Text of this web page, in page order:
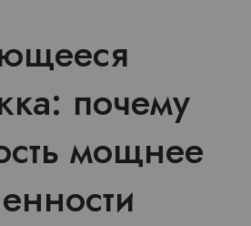
почему
мощнее